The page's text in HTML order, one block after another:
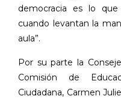
democracia es lo
cuando levantan la
aula”.
Por su parte la
Comisión de
Ciudadana, Carmen